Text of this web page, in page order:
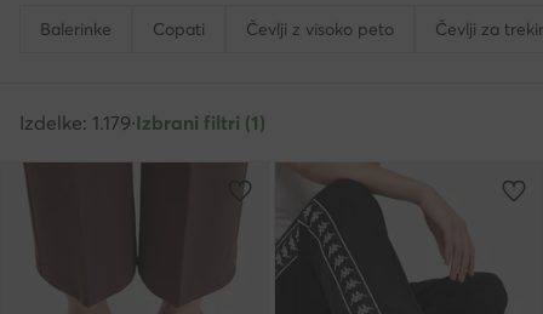
Balerinke Copati Čevlji z visoko peto Čevlji za
Izdelke: 1.179·Izbrani filtri (1)